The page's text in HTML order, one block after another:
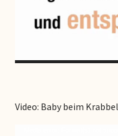
Video: Baby beim